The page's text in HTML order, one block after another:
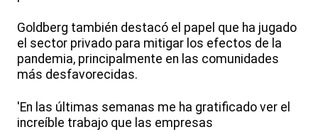
Goldberg también destacó el papel que ha jugado
el sector privado para mitigar los efectos de la
pandemia, principalmente en las comunidades
más desfavorecidas.
'En las últimas semanas me ha gratificado ver el
increíble trabajo que las empresas